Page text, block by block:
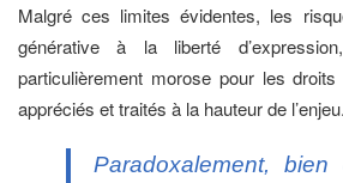
Malgré ces limites évidentes, les
générative à la liberté
particulièrement morose pour les
appréciés et traités à la hauteur de l’enjeu.
Paradoxalement, bien